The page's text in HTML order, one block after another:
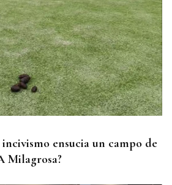
Tagle, CEO de Iberdrola
numerosas personalidades en
incivismo ensucia un campo de
Milagrosa?